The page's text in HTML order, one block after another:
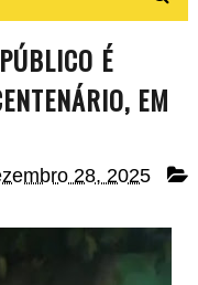
É
EM
28, 2025